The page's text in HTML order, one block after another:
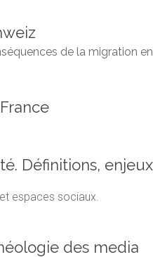
de la migration
Définitions,
espaces sociaux.
des media